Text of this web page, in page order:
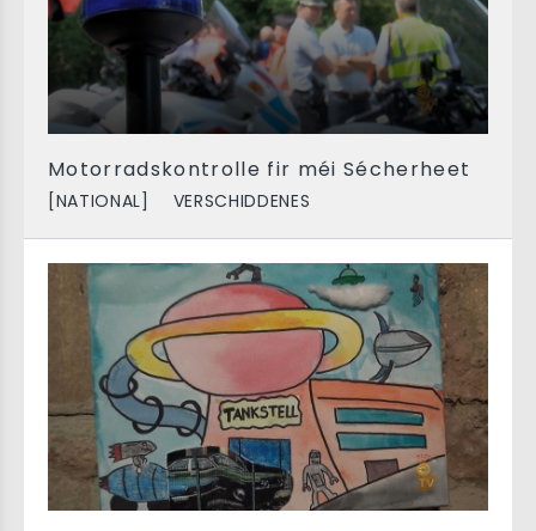
Motorradskontrolle fir méi Sécherheet
[NATIONAL] VERSCHIDDENES